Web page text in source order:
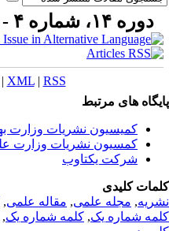
دوره ۱۴، شماره ۴ - ( ۹-۱۴۰۴ )
|XML|RSS
های مرتبط
کمیسیون نشریات وزارت
کمسیون نشریات وزارت
شرکت یکتاوب
کلیدی
,مجله علمی, مقاله علمی,
شماره یک,کلمه شماره یک,